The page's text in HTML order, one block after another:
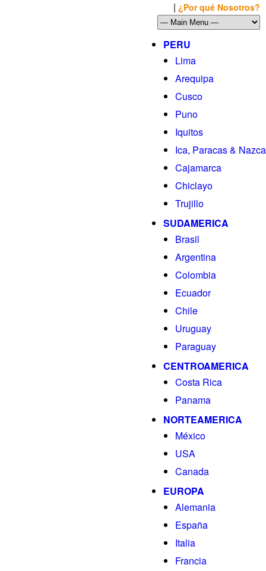
| ¿Por qué Nosotros?
PERU
Lima
Arequipa
Cusco
Puno
Iquitos
Ica, Paracas & Nazca
Cajamarca
Chiclayo
Trujillo
SUDAMERICA
Brasil
Argentina
Colombia
Ecuador
Chile
Uruguay
Paraguay
CENTROAMERICA
Costa Rica
Panama
NORTEAMERICA
México
USA
Canada
EUROPA
Alemania
España
Italia
Francia